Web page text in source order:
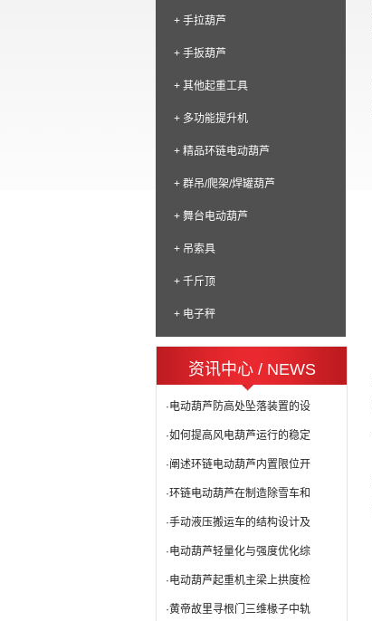
+ 手拉葫芦
+ 手扳葫芦
+ 其他起重工具
+ 多功能提升机
+ 精品环链电动葫芦
+ 群吊/爬架/焊罐葫芦
+ 舞台电动葫芦
+ 吊索具
+ 千斤顶
+ 电子秤
资讯中心 / NEWS
·电动葫芦防高处坠落装置的设
·如何提高风电葫芦运行的稳定
·阐述环链电动葫芦内置限位开
·环链电动葫芦在制造除雪车和
·手动液压搬运车的结构设计及
·电动葫芦轻量化与强度优化综
·电动葫芦起重机主梁上拱度检
·黄帝故里寻根门三维椽子中轨